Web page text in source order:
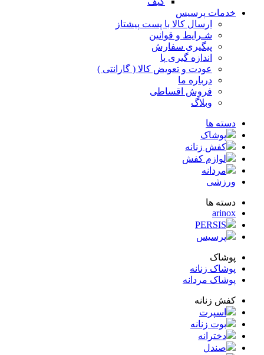
پرسیس
ارسال کالا با پست پیشتاز
شـرایط و قوانین
پیگیری سفارش
اندازه گیری پا
عودت و تعویض کالا ( گارانتی )
درباره ما
فروش اقساطی
ها
پوشاک
کفش زنانه
لوازم کفش
مردانه
ها
PERSIS
پرسیس
زنانه
مردانه
زنانه
اسپرت
بوت زنانه
دخترانه
صندل